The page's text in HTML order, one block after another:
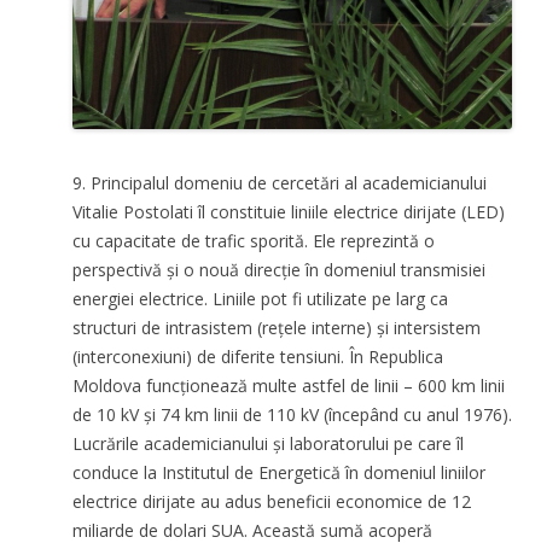
9. Principalul domeniu de cercetări al academicianului
Vitalie Postolati îl constituie liniile electrice dirijate (LED)
cu capacitate de trafic sporită. Ele reprezintă o
perspectivă și o nouă direcție în domeniul transmisiei
energiei electrice. Liniile pot fi utilizate pe larg ca
structuri de intrasistem (rețele interne) și intersistem
(interconexiuni) de diferite tensiuni. În Republica
Moldova funcționează multe astfel de linii – 600 km linii
de 10 kV și 74 km linii de 110 kV (începând cu anul 1976).
Lucrările academicianului și laboratorului pe care îl
conduce la Institutul de Energetică în domeniul liniilor
electrice dirijate au adus beneficii economice de 12
miliarde de dolari SUA. Această sumă acoperă